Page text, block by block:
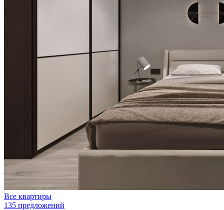
Все квартиры
135 предложений